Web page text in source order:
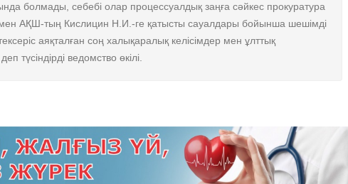
болмады, себебі олар процессуалдық заңға сәйкес прокуратура
АҚШ-тың Кислицин Н.И.-ге қатысты сауалдары бойынша шешімді
аяқталған соң халықаралық келісімдер мен ұлттық
түсіндірді ведомство өкілі.